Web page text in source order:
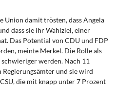
Union damit trösten, dass Angela
dass sie ihr Wahlziel, einer
Das Potential von CDU und FDP
meinte Merkel. Die Rolle als
werden. Nach 11
und sie wird
die mit knapp unter 7 Prozent